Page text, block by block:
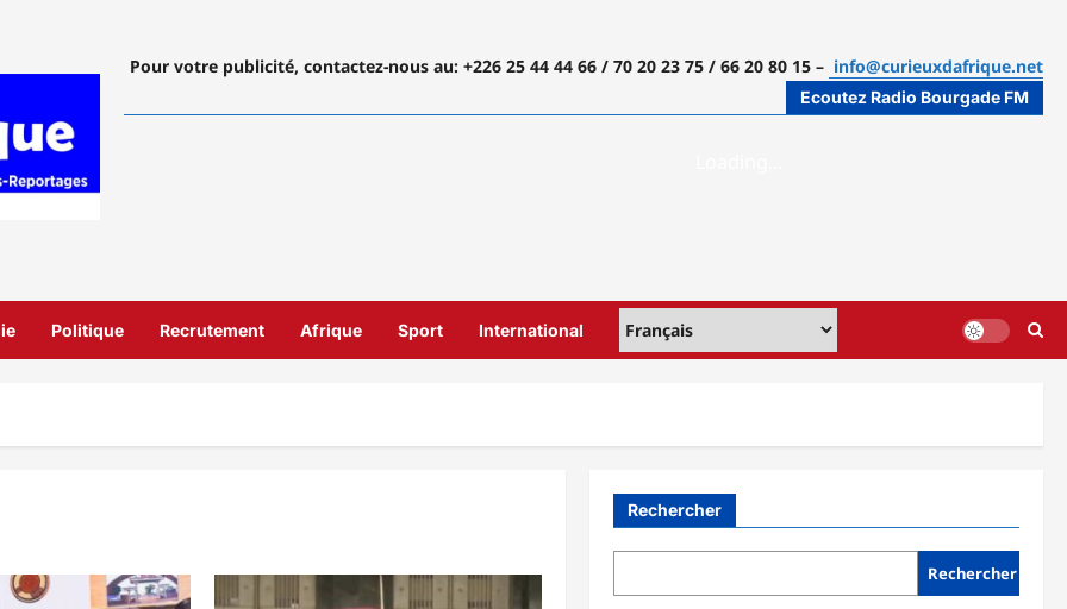
Pour votre publicité, contactez-nous au: +226 25 44 44 66 / 70 20 23 75 / 66 20 80 15 – info@curieuxdafrique.net
Ecoutez Radio Bourgade FM
Politique Recrutement Afrique Sport International
Rechercher
Rechercher